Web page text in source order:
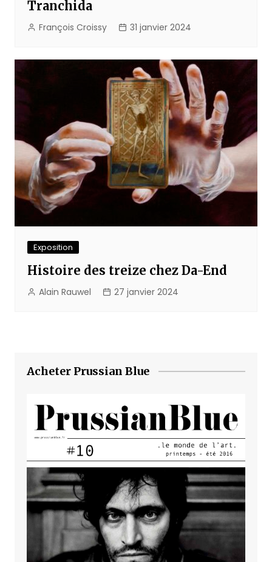
Tranchida
François Croissy 31 janvier 2024
Exposition
Histoire des treize chez Da-End
Alain Rauwel 27 janvier 2024
Acheter Prussian Blue